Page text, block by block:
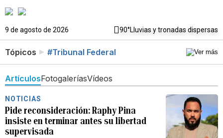
9 de agosto de 2026 90°Lluvias y tronadas dispersas
Tópicos #Tribunal Federal
ArtículosFotogaleríasVídeos
NOTICIAS
Pide reconsideración: Raphy Pina
insiste en terminar antes su libertad
supervisada